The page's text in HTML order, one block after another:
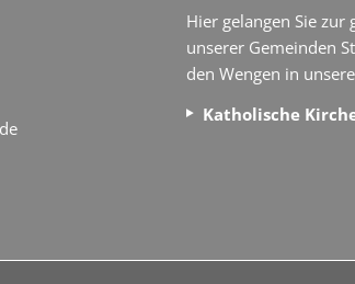
Hier gelangen Sie zur
unserer Gemeinden
den Wengen in
Katholische